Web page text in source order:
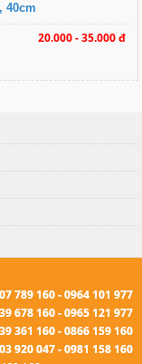
40cm
20.000 - 35.000 đ
789 160 - 0964 101 977
678 160 - 0965 121 977
361 160 - 0866 159 160
920 047 - 0981 158 160